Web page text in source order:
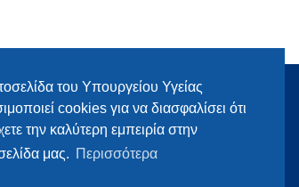
του Υπουργείου Υγείας
cookies για να διασφαλίσει ότι
την καλύτερη εμπειρία στην
μας. Περισσότερα